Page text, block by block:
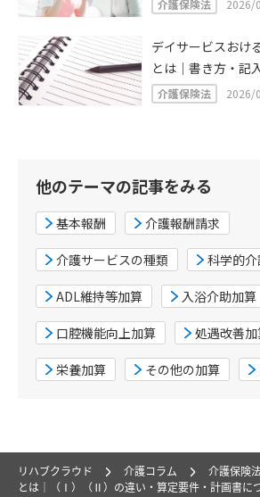
介護保険法 2026/
デイサービスおけ
とは｜書き方・記
介護保険法 2026/
他のテーマの記事をみる
基本報酬 介護報酬請求
介護サービスの種類 科学的
ADL維持等加算 入浴介助加算
口腔機能向上加算 処遇改善
栄養加算 その他の加算
リハブクラウド 介護コラム 介護保険
とは｜（Ⅰ）（Ⅱ）の違い・算定要件・計画書に